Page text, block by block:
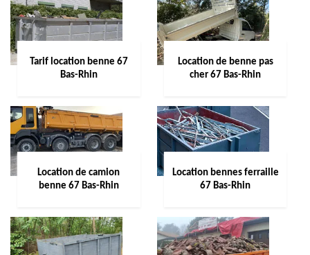
Tarif location benne 67
Bas-Rhin
Location de benne pas
cher 67 Bas-Rhin
Location de camion
benne 67 Bas-Rhin
Location bennes ferraille
67 Bas-Rhin